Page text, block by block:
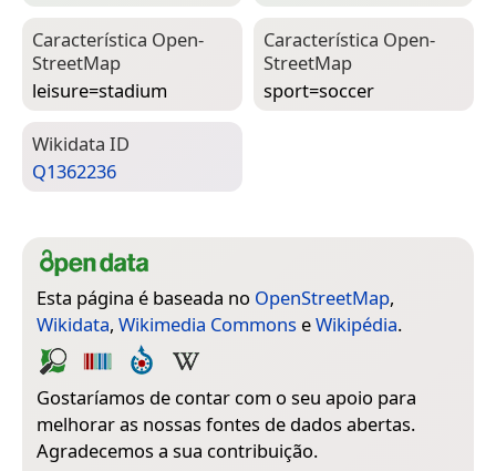
Característica Open­
Street­Map
leisure=­stadium
Característica Open­
Street­Map
sport=­soccer
Wiki­data ID
Q1362236
Esta página é baseada no OpenStreetMap,
Wikidata, Wikimedia Commons eWikipédia.
Gostaríamos de contar com o seu apoio para
melhorar as nossas fontes de dados abertas.
Agradecemos a sua contribuição.